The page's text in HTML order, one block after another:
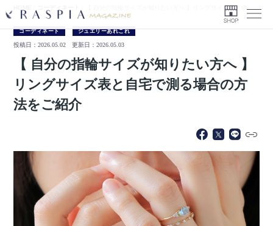
Menu
【 自分の指輪サイズが知りたい方へ 】リングサイズ表と自宅で測る場合の方法をご紹介
コーディネート ジュエリーあれこれ
投稿日：2026.05.02 更新日：2026.05.03
【 自分の指輪サイズが知りたい方へ 】
リングサイズ表と自宅で測る場合の方
法をご紹介